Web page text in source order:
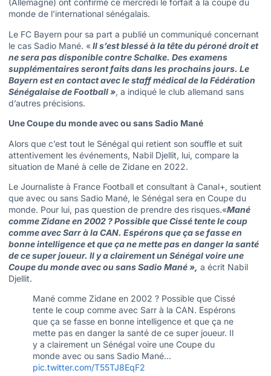
(Allemagne) ont confirmé ce mercredi le forfait à la coupe du
monde de l’international sénégalais.
Le FC Bayern pour sa part a publié un communiqué concernant
le cas Sadio Mané. «Il s’est blessé à la tête du péroné droit et
ne sera pas disponible contre Schalke. Des examens
supplémentaires seront faits dans les prochains jours. Le
Bayern est en contact avec le staff médical de la Fédération
Sénégalaise de Football », a indiqué le club allemand sans
d’autres précisions.
Une Coupe du monde avec ou sans Sadio Mané
Alors que c’est tout le Sénégal qui retient son souffle et suit
attentivement les événements, Nabil Djellit, lui, compare la
situation de Mané à celle de Zidane en 2022.
Le Journaliste à France Football et consultant à Canal+, soutient
que avec ou sans Sadio Mané, le Sénégal sera en Coupe du
monde. Pour lui, pas question de prendre des risques.«Mané
comme Zidane en 2002 ? Possible que Cissé tente le coup
comme avec Sarr à la CAN. Espérons que ça se fasse en
bonne intelligence et que ça ne mette pas en danger la santé
de ce super joueur. Il y a clairement un Sénégal voire une
Coupe du monde avec ou sans Sadio Mané », a écrit Nabil
Djellit.
Mané comme Zidane en 2002 ? Possible que Cissé
tente le coup comme avec Sarr à la CAN. Espérons
que ça se fasse en bonne intelligence et que ça ne
mette pas en danger la santé de ce super joueur. Il
y a clairement un Sénégal voire une Coupe du
monde avec ou sans Sadio Mané…
pic.twitter.com/T55TJ8EqF2